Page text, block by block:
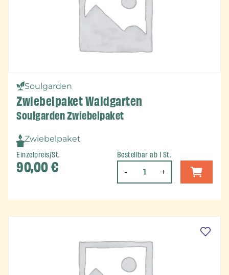
Soulgarden
Zwiebelpaket Waldgarten
Soulgarden Zwiebelpaket
Zwiebelpaket
Einzelpreis/St.
90,00€
Bestellbar ab 1 St.
- +